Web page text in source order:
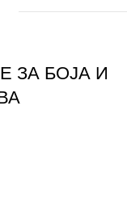
ЗА БОЈА И